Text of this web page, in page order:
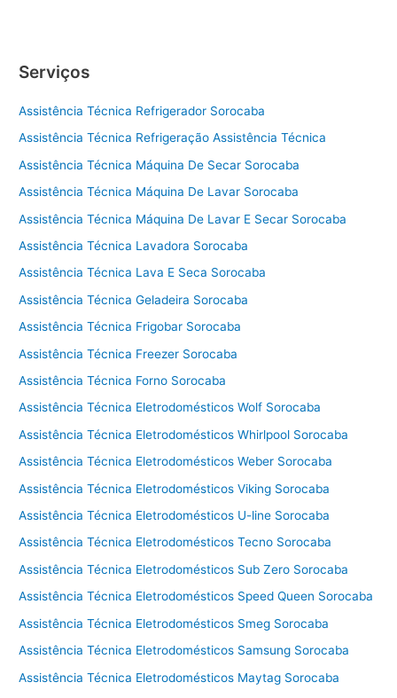
t
n
c
a
t
n
i
a
l
a
e
e
c
a
o
t
Serviços
Assistência Técnica Refrigerador Sorocaba
Assistência Técnica Refrigeração Assistência Técnica
Assistência Técnica Máquina De Secar Sorocaba
Assistência Técnica Máquina De Lavar Sorocaba
Assistência Técnica Máquina De Lavar E Secar Sorocaba
Assistência Técnica Lavadora Sorocaba
Assistência Técnica Lava E Seca Sorocaba
Assistência Técnica Geladeira Sorocaba
Assistência Técnica Frigobar Sorocaba
Assistência Técnica Freezer Sorocaba
Assistência Técnica Forno Sorocaba
Assistência Técnica Eletrodomésticos Wolf Sorocaba
Assistência Técnica Eletrodomésticos Whirlpool Sorocaba
Assistência Técnica Eletrodomésticos Weber Sorocaba
Assistência Técnica Eletrodomésticos Viking Sorocaba
Assistência Técnica Eletrodomésticos U-line Sorocaba
Assistência Técnica Eletrodomésticos Tecno Sorocaba
Assistência Técnica Eletrodomésticos Sub Zero Sorocaba
Assistência Técnica Eletrodomésticos Speed Queen Sorocaba
Assistência Técnica Eletrodomésticos Smeg Sorocaba
Assistência Técnica Eletrodomésticos Samsung Sorocaba
Assistência Técnica Eletrodomésticos Maytag Sorocaba